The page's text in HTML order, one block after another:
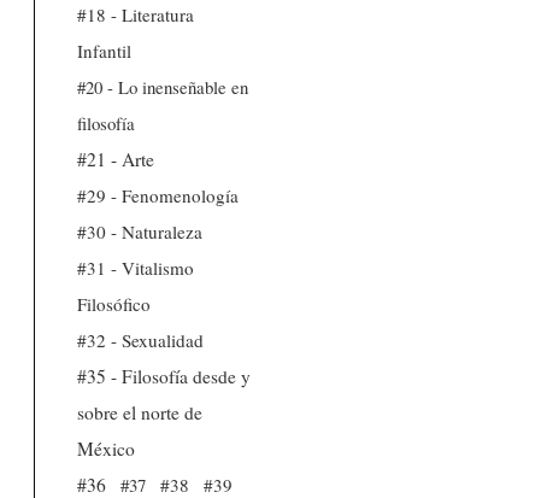
#18 - Literatura
Infantil
#20 - Lo inenseñable en
filosofía
#21 - Arte
#29 - Fenomenología
#30 - Naturaleza
#31 - Vitalismo
Filosófico
#32 - Sexualidad
#35 - Filosofía desde y
sobre el norte de
México
#36
#37 #38
#39